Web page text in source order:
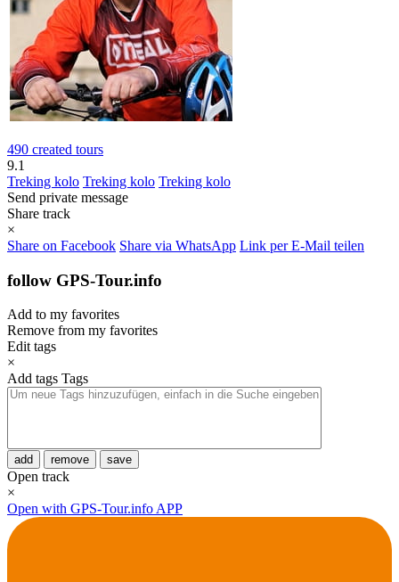
490 created tours
9.1
Treking kolo Treking kolo Treking kolo
Send private message
Share track
×
Share on Facebook Share via WhatsApp Link per E-Mail teilen
follow GPS-Tour.info
Add to my favorites
Remove from my favorites
Edit tags
×
Add tags Tags
add remove save
Open track
×
Open with GPS-Tour.info APP